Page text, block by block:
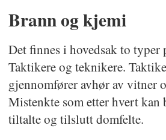
Brann og kjemi
Det finnes i hovedsak to
Taktikere og teknikere.
gjennomfører avhør av vitner
Mistenkte som etter hvert kan
tiltalte og tilslutt domfelte.